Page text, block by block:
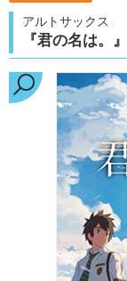
アルトサックス
『君の名は。